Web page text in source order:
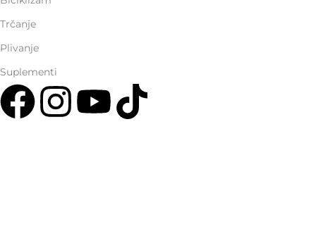
Trčanje
Plivanje
Suplementi